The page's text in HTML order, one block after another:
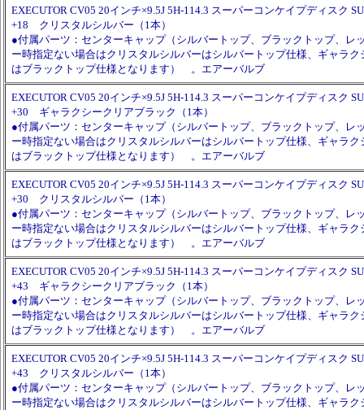
EXECUTOR CV05 20インチ×9.5J 5H-114.3 スーパーコンケイプディスク
+18 クリスタルシルバー（1本）
●付属パーツ：センターキャップ（シルバートップ、ブラックトップ、レ
ー時指定ない場合はクリスタルシルバーはシルバートップ仕様、ギャラ
はブラックトップ仕様となります） 。エアーバルブ
EXECUTOR CV05 20インチ×9.5J 5H-114.3 スーパーコンケイプディスク
+30 ギャラクシークリアブラック（1本）
●付属パーツ：センターキャップ（シルバートップ、ブラックトップ、レ
ー時指定ない場合はクリスタルシルバーはシルバートップ仕様、ギャラ
はブラックトップ仕様となります） 。エアーバルブ
EXECUTOR CV05 20インチ×9.5J 5H-114.3 スーパーコンケイプディスク
+30 クリスタルシルバー（1本）
●付属パーツ：センターキャップ（シルバートップ、ブラックトップ、レ
ー時指定ない場合はクリスタルシルバーはシルバートップ仕様、ギャラ
はブラックトップ仕様となります） 。エアーバルブ
EXECUTOR CV05 20インチ×9.5J 5H-114.3 スーパーコンケイプディスク
+43 ギャラクシークリアブラック（1本）
●付属パーツ：センターキャップ（シルバートップ、ブラックトップ、レ
ー時指定ない場合はクリスタルシルバーはシルバートップ仕様、ギャラ
はブラックトップ仕様となります） 。エアーバルブ
EXECUTOR CV05 20インチ×9.5J 5H-114.3 スーパーコンケイプディスク
+43 クリスタルシルバー（1本）
●付属パーツ：センターキャップ（シルバートップ、ブラックトップ、レ
ー時指定ない場合はクリスタルシルバーはシルバートップ仕様、ギャラ